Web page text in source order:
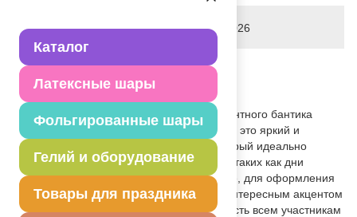
Каталог
Латексные шары
Фольгированные шары
Гелий и оборудование
Товары для праздника
25-05-2026
Вес 8.000 г
Описание товара
Объемная мини-фигура в форме элегантного бантика
золотого цвета с сатиновой фактурой — это яркий и
привлекательный элемент декора, который идеально
подходит для различных мероприятий, таких как дни
рождения, выписка, свадьба, выпускные, для оформления
новогодних витрин. Такой шар станет интересным акцентом
для фотозоны, предоставляя возможность всем участникам